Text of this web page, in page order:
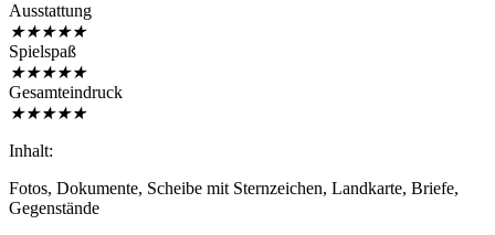
Ausstattung
★★★★★
Spielspaß
★★★★★
Gesamteindruck
★★★★★
Inhalt:
Fotos, Dokumente, Scheibe mit Sternzeichen, Landkarte, Briefe,
Gegenstände